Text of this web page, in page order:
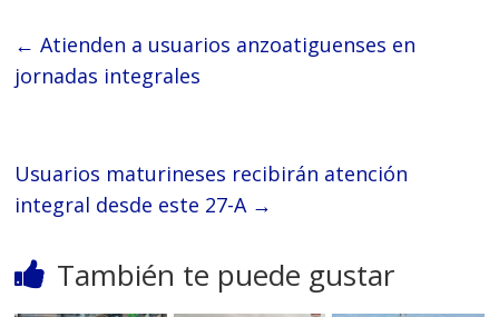
← Atienden a usuarios anzoatiguenses en
jornadas integrales
Usuarios maturineses recibirán atención
integral desde este 27-A →
También te puede gustar